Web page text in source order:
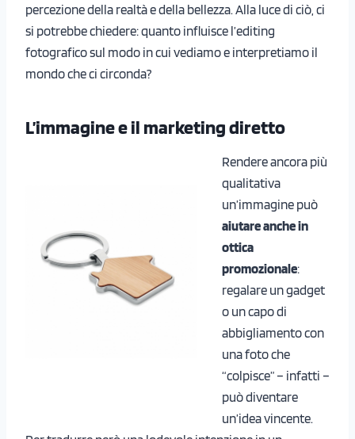
percezione della realtà e della bellezza. Alla luce di ciò, ci
si potrebbe chiedere: quanto influisce l’editing
fotografico sul modo in cui vediamo e interpretiamo il
mondo che ci circonda?
L’immagine e il marketing diretto
Rendere ancora più
qualitativa
un’immagine può
aiutare anche in
ottica
promozionale:
regalare un gadget
o un capo di
abbigliamento con
una foto che
“colpisce” – infatti –
può diventare
un’idea vincente.